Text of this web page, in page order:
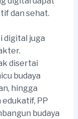
dan sehat.
digital juga
disertai
budaya
hingga
PP
budaya